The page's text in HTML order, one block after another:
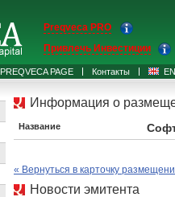
PREQVECA PAGE Контакты
Preqveca PRO
Привлечь Инвестиции
Информация о
Название
« Вернуться в карточку
Новости эмитента